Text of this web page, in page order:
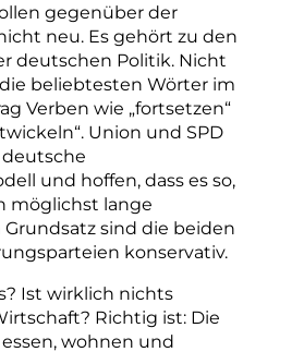
gegenüber der
neu. Es gehört zu den
deutschen Politik. Nicht
beliebtesten Wörter im
Verben wie „fortsetzen“
Union und SPD
deutsche
und hoffen, dass es so,
möglichst lange
sind die beiden
konservativ.
Ist wirklich nichts
Richtig ist: Die
wohnen und